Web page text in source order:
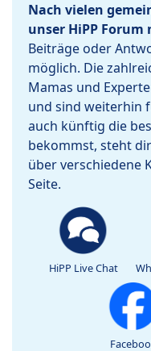
Nach vielen
unser HiPP
Beiträge oder
möglich. Die
Mamas und
und sind weiterhin
auch künftig die
bekommst, steht
über verschiedene
Seite.
HiPP Live Chat